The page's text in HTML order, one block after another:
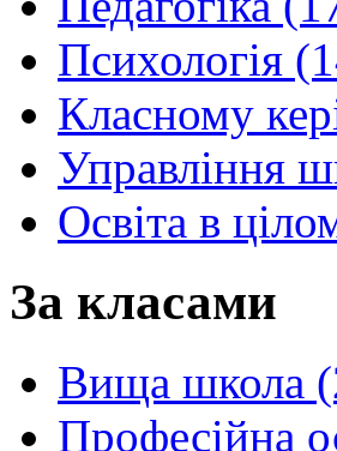
Психологія
Класному
Управління
Освіта в
За класами
Вища школа
Професійна